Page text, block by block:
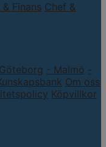
& Finans Chef &
- Malmö -
Om oss
Köpvillkor